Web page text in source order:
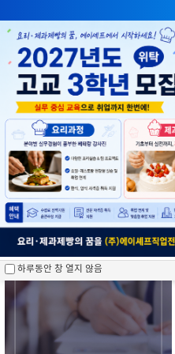
하루동안 창 열지 않음